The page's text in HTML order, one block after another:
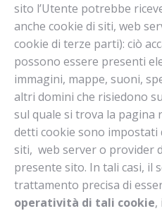
sito l’Utente potrebbe
anche cookie di siti, web
cookie di terze parti): ciò
possono essere presenti
immagini, mappe, suoni,
altri domini che risiedono
sul quale si trova la pagina
detti cookie sono
siti, web server o provider
presente sito. In tali casi, il
trattamento precisa di
operatività di tali cookie,